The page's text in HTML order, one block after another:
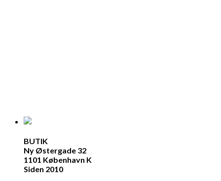
BUTIK
Ny Østergade 32
1101 København K
Siden 2010